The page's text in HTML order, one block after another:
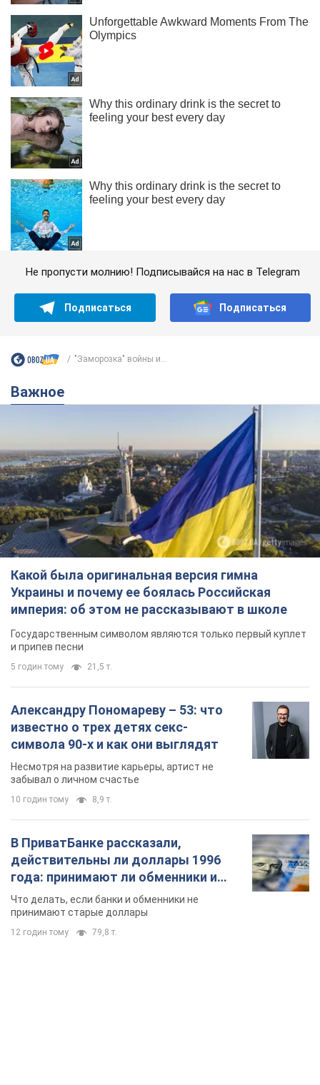
Не пропусти молнию! Подписывайся на нас в Telegram
Подписаться Подписаться
"Заморозка" войны и...
Важное
Какой была оригинальная версия гимна
Украины и почему ее боялась Российская
империя: об этом не рассказывают в школе
Государственным символом являются только первый куплет
и припев песни
5 годин тому 21,5 т.
Александру Пономареву – 53: что
известно о трех детях секс-
символа 90-х и как они выглядят
Несмотря на развитие карьеры, артист не
забывал о личном счастье
10 годин тому 8,9 т.
В ПриватБанке рассказали,
действительны ли доллары 1996
года: принимают ли обменники и
банки такие купюры
Что делать, если банки и обменники не
принимают старые доллары
12 годин тому 79,8 т.